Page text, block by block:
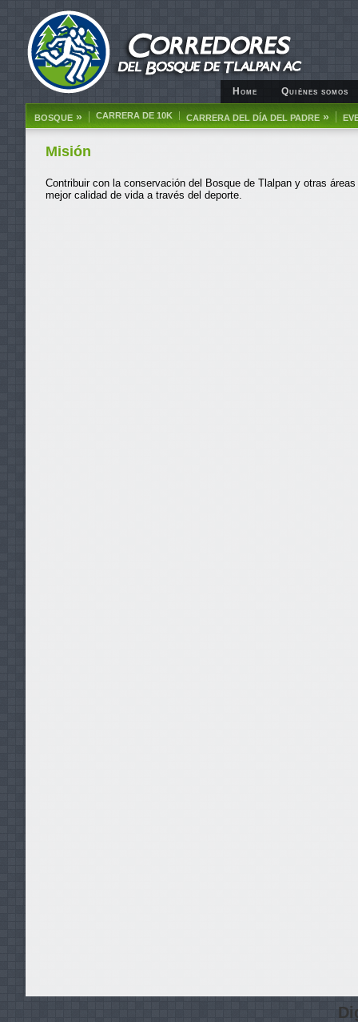
Home Quiénes somos
BOSQUE » CARRERA DE 10K CARRERA DEL DÍA DEL PADRE »
Misión
Contribuir con la conservación del Bosque de Tlalpan y otras
mejor calidad de vida a través del deporte.